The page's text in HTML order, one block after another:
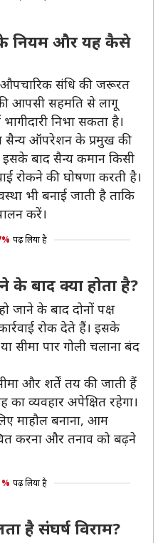
के नियम और यह कैसे
औपचारिक संधि की जरूरत
की आपसी सहमति से लागू
निभा सकता है।
सैन्य ऑपरेशन के प्रमुख की
इसके बाद सैन्य कमान किसी
रोकने की घोषणा करती है।
भी बनाई जाती है ताकि
करें।
पढ़ लिया है
के बाद क्या होता है?
जाने के बाद दोनों पक्ष
रोक देते हैं। इसके
सीमा पार गोली चलाना बंद
और शर्तें तय की जाती हैं
व्यवहार अपेक्षित रहेगा।
माहौल बनाना, आम
करना और तनाव को बढ़ने
पढ़ लिया है
है संघर्ष विराम?